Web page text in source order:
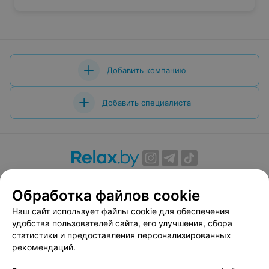
Добавить компанию
Добавить специалиста
Вакансии
Публичный договор
Способы оплаты
Публичный договор по использованию сервиса
«Афиша»
Пользовательское соглашение
Обработка файлов cookie
Наш сайт использует файлы cookie для обеспечения
удобства пользователей сайта, его улучшения, сбора
статистики и предоставления персонализированных
рекомендаций.